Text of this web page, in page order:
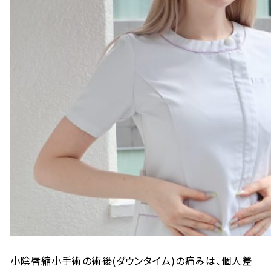
小陰唇縮小手術の術後(ダウンタイム)の痛みは、個人差